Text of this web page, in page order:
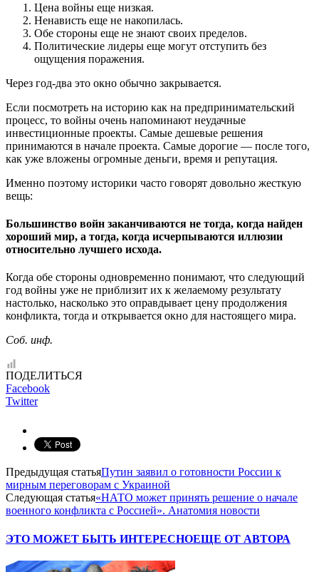
Цена войны еще низкая.
Ненависть еще не накопилась.
Обе стороны еще не знают своих пределов.
Политические лидеры еще могут отступить без
ощущения поражения.
Через год-два это окно обычно закрывается.
Если посмотреть на историю как на предпринимательский
процесс, то войны очень напоминают неудачные
инвестиционные проекты. Самые дешевые решения
принимаются в начале проекта. Самые дорогие — после того,
как уже вложены огромные деньги, время и репутация.
Именно поэтому историки часто говорят довольно жесткую
вещь:
Большинство войн заканчиваются не тогда, когда найден
хороший мир, а тогда, когда исчерпываются иллюзии
относительно лучшего исхода.
Когда обе стороны одновременно понимают, что следующий
год войны уже не приблизит их к желаемому результату
настолько, насколько это оправдывает цену продолжения
конфликта, тогда и открывается окно для настоящего мира.
Соб. инф.
ПОДЕЛИТЬСЯ
Facebook
Twitter
Предыдущая статьяПутин заявил о готовности России к
мирным переговорам с Украиной
Следующая статья«НАТО может принять решение о начале
военного конфликта с Россией». Анатомия новости
ЭТО МОЖЕТ БЫТЬ ИНТЕРЕСНОЕЩЕ ОТ АВТОРА